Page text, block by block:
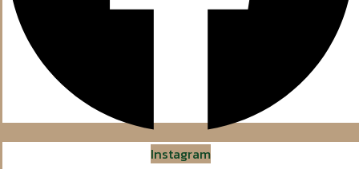
Instagram